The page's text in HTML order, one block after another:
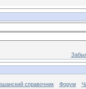
справочник Форум